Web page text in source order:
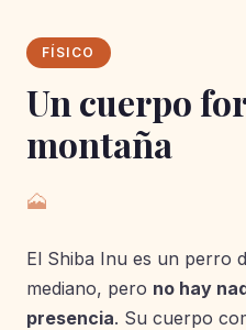
FÍSICO
Un cuerpo
montaña
🗻
El Shiba Inu es un perro
mediano, pero no hay
presencia. Su cuerpo